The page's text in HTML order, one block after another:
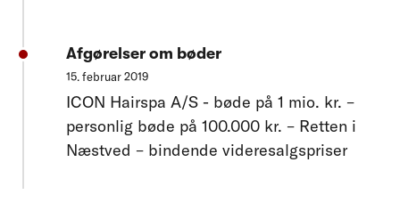
Afgørelser om bøder
15. februar 2019
ICON Hairspa A/S - bøde på 1 mio. kr. –
personlig bøde på 100.000 kr. – Retten i
Næstved – bindende videresalgspriser